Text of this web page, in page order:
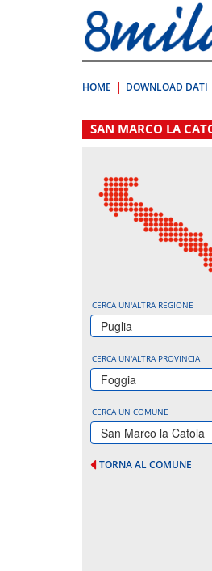
direttamente
a:
Contenuto
HOME DOWNLOAD DATI
.
SAN MARCO LA
CERCA UN'ALTRA REGIONE
Puglia
CERCA UN'ALTRA PROVINCIA
Foggia
CERCA UN COMUNE
San Marco la Catola
TORNA AL COMUNE